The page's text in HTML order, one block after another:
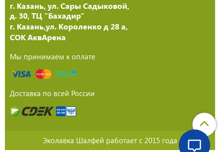
г. Казань, ул. Сары Садыковой,
д. 30, ТЦ "Бахадир"
г. Казань,ул. Короленко д 28 а,
СОК АквАрена
Мы принимаем к оплате
Доставка по всей России
Эколавка Шалфей работает с 2015 года